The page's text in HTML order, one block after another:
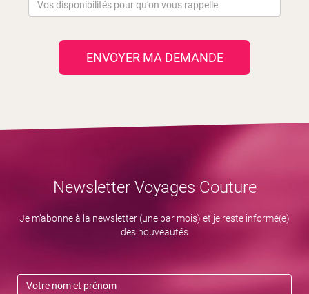
ENVOYER MA DEMANDE
Newsletter Voyages Couture
Je m’abonne à la newsletter (une par mois) et je reste informé(e)
des nouveautés